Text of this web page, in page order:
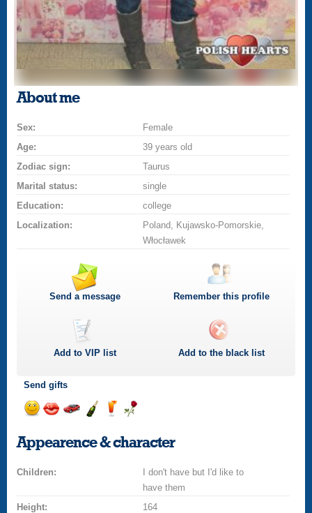
About me
Sex:
Female
Age:
39 years old
Zodiac sign:
Taurus
Marital status:
single
Education:
college
Localization:
Poland, Kujawsko-Pomorskie,
Włocławek
Send a message Remember this profile
Add toVIP list Add to the black list
Send gifts
a
smilekissa
champagne
a
drink
a
rose
Appearence & character
Children:
I don't have but I'd like to
have them
Height:
164